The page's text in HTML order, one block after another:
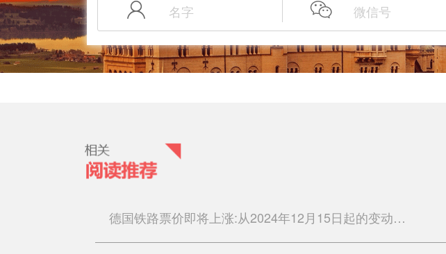
德国铁路票价即将上涨:从2024年12月15日起的变动解析